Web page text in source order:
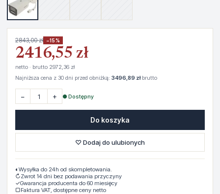
2843,00 zł −15%
2416,55 zł
netto · brutto 2972,36 zł
Najniższa cena z 30 dni przed obniżką: 3496,89 złbrutto
− + ● Dostępny
Do koszyka
♡ Dodaj do ulubionych
◐ Wysyłka do 24h od skompletowania.
↻Zwrot 14 dni bez podawania przyczyny
✓Gwarancja producenta do 60 miesięcy
▢Faktura VAT, dostępne ceny netto